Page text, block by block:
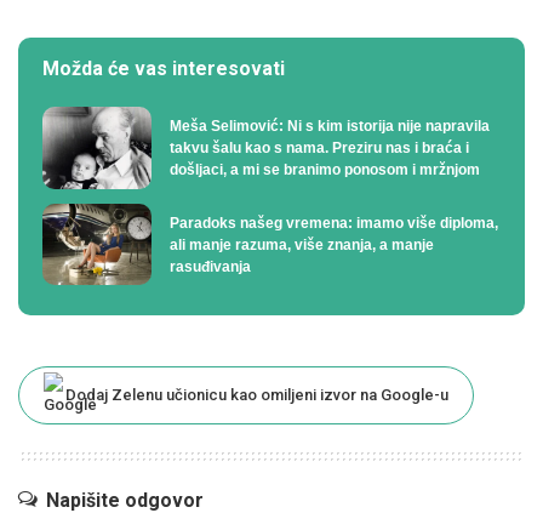
Možda će vas interesovati
Meša Selimović: Ni s kim istorija nije napravila
takvu šalu kao s nama. Preziru nas i braća i
došljaci, a mi se branimo ponosom i mržnjom
Paradoks našeg vremena: imamo više diploma,
ali manje razuma, više znanja, a manje
rasuđivanja
Dodaj Zelenu učionicu kao omiljeni izvor na Google-u
Napišite odgovor